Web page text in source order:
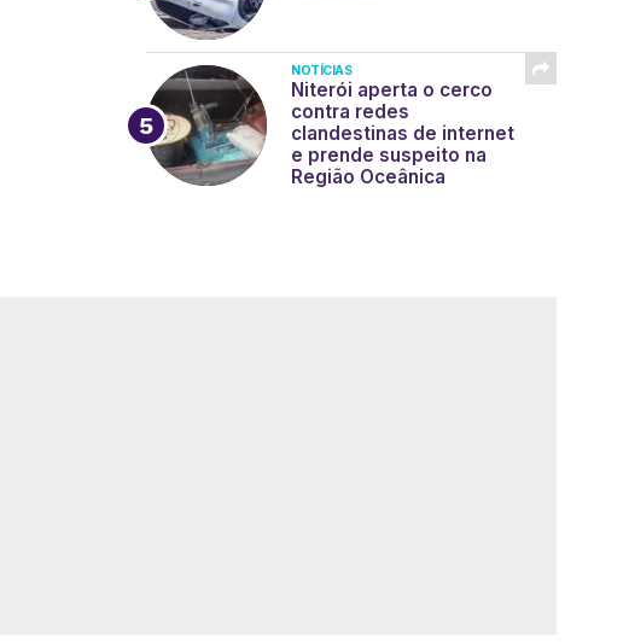
NOTÍCIAS
Niterói aperta o cerco
contra redes
clandestinas de internet
e prende suspeito na
Região Oceânica